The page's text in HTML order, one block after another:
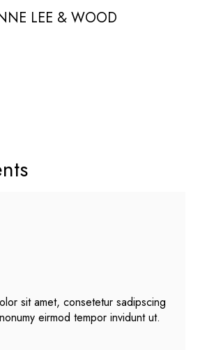
LEE & WOOD
sit amet, consetetur sadipscing
eirmod tempor invidunt ut.